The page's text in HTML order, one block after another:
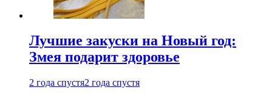
Лучшие закуски на Новый год:
Змея подарит здоровье
2 года спустя2 года спустя